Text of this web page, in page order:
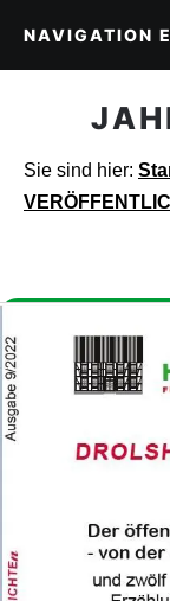
NAVIGATION
Sie sind hier: